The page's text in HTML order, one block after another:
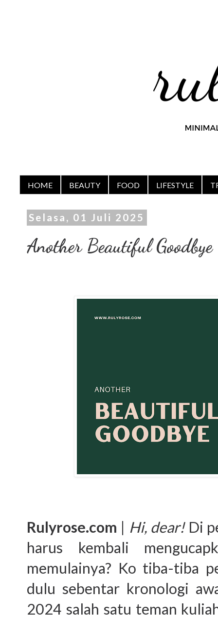
HOME BEAUTY FOOD LIFESTYLE
Selasa, 01 Juli 2025
Another Beautiful Goodbye
Rulyrose.com | Hi, dear!Di
harus kembali
memulainya? Ko tiba-tiba
dulu sebentar kronologi
2024 salah satu teman